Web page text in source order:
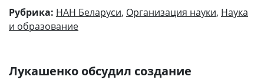
Рубрика: НАН Беларуси, Организация науки, Наука
и образование
Лукашенко обсудил создание